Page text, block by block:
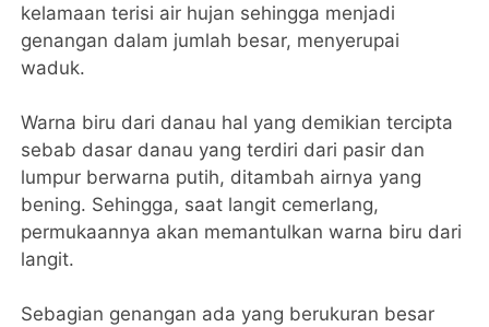
kelamaan terisi air hujan sehingga menjadi
genangan dalam jumlah besar, menyerupai
waduk.
Warna biru dari danau hal yang demikian tercipta
sebab dasar danau yang terdiri dari pasir dan
lumpur berwarna putih, ditambah airnya yang
bening. Sehingga, saat langit cemerlang,
permukaannya akan memantulkan warna biru dari
langit.
Sebagian genangan ada yang berukuran besar